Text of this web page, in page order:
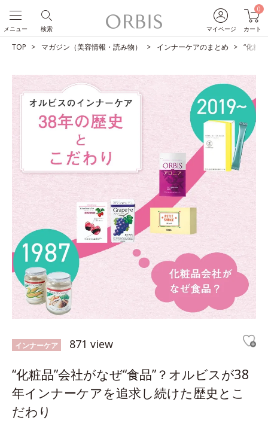
マイページ
0
カート
検索
メニュー
TOP マガジン（美容情報・読み物） インナーケアのまとめ “化粧
インナーケア 871 view
“化粧品”会社がなぜ“食品”？オルビスが38
年インナーケアを追求し続けた歴史とこ
だわり